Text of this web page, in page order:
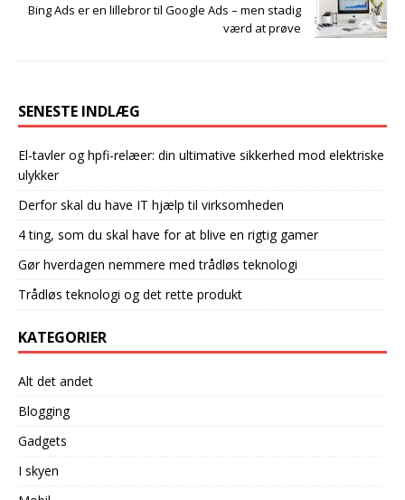
Bing Ads er en lillebror til Google Ads – men stadig
værd at prøve
SENESTE INDLÆG
El-tavler og hpfi-relæer: din ultimative sikkerhed mod elektriske
ulykker
Derfor skal du have IT hjælp til virksomheden
4 ting, som du skal have for at blive en rigtig gamer
Gør hverdagen nemmere med trådløs teknologi
Trådløs teknologi og det rette produkt
KATEGORIER
Alt det andet
Blogging
Gadgets
I skyen